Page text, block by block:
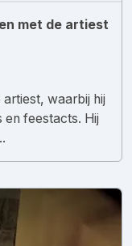
met de artiest
waarbij hij
en feestacts. Hij